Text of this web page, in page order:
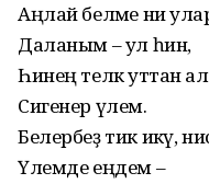
Аңлай беләме ни
Даланым – ул һин,
Һинең теләк уттан
Сигенер үлем.
Белербеҙ тик икәү,
Үлемде еңдем –